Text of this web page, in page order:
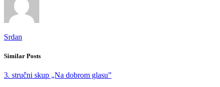
Srdan
Similar Posts
3. stručni skup „Na dobrom glasu”